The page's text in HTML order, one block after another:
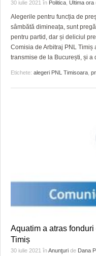
GRĂDINA TAICII
ZIARISTU’ DE
CU OIŞTEA-N
CRONICĂ DE FILM
UNDE MERGEM
FILME
ACCIDENTE
ANUNŢURI
INFO SI UTILE
FILME
DIVERSE
FARMACII DIN
HARTA TIMIŞOAREI
LICEE, ŞCOLI ŞI
30 iulie 2021 în Politica Ultima ora
Alegerile pentru funcția de
sâmbătă dimineața, sunt
pentru partid, dar și deliciul
Comisia de Arbitraj PNL
transmise de la București, și a
Etichete: alegeri PNL Timisoara
Aquatim a atras
Timiș
30 iulie 2021 înAnunţuri de Dana